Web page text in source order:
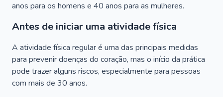
anos para os homens e 40 anos para as mulheres.
Antes de iniciar uma atividade física
A atividade física regular é uma das principais medidas
para prevenir doenças do coração, mas o início da prática
pode trazer alguns riscos, especialmente para pessoas
com mais de 30 anos.